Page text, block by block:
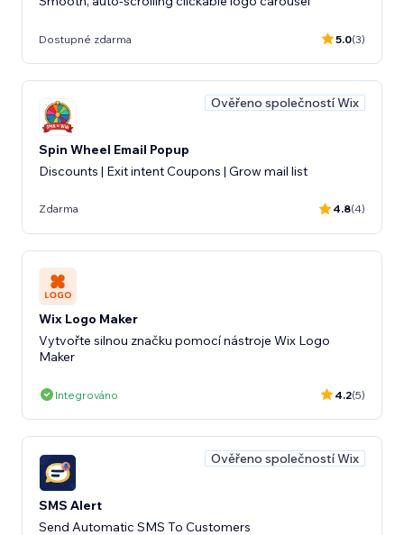
Dostupné zdarma 5.0(3)
Ověřeno společností Wix
Spin Wheel Email Popup
Discounts | Exit intent Coupons | Grow mail list
Zdarma 4.8(4)
Wix Logo Maker
Vytvořte silnou značku pomocí nástroje Wix Logo
Maker
Integrováno 4.2(5)
Ověřeno společností Wix
SMS Alert
Send Automatic SMS To Customers